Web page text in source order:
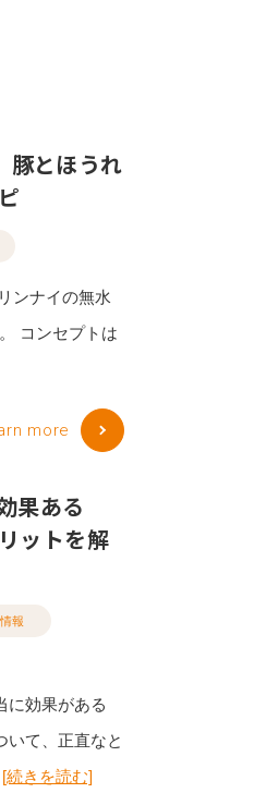
豚とほうれ
ンナイの無水
コンセプトは
more
果ある
ットを解
報
に効果がある
いて、正直なと
[続きを読む]